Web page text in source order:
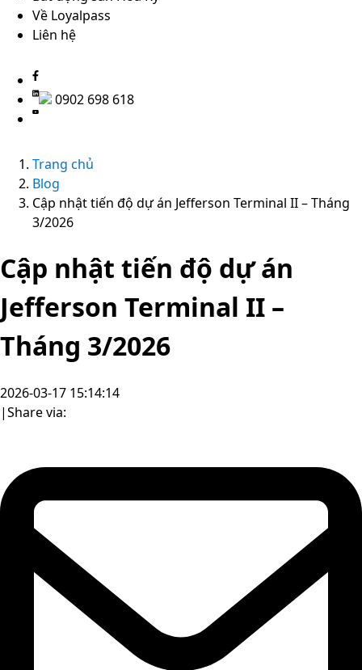
Về Loyalpass
Liên hệ
0902 698 618
Trang chủ
Blog
Cập nhật tiến độ dự án Jefferson Terminal II – Tháng
3/2026
Cập nhật tiến độ dự án
Jefferson Terminal II –
Tháng 3/2026
2026-03-17 15:14:14
|Share via: